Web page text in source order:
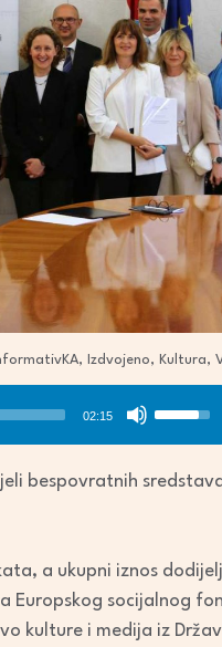
, Izdvojeno, Kultura,
02:15
Use
Up/
bespovratnih
a ukupni iznos
Europskog socijalnog
kulture i medija iz